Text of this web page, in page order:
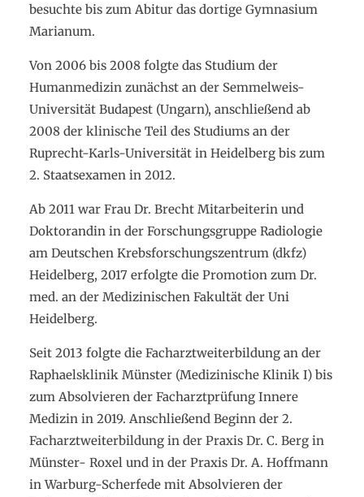
besuchte bis zum Abitur das dortige Gymnasium
Marianum.
Von 2006 bis 2008 folgte das Studium der
Humanmedizin zunächst an der Semmelweis-
Universität Budapest (Ungarn), anschließend ab
2008 der klinische Teil des Studiums an der
Ruprecht-Karls-Universität in Heidelberg bis zum
2. Staatsexamen in 2012.
Ab 2011 war Frau Dr. Brecht Mitarbeiterin und
Doktorandin in der Forschungsgruppe Radiologie
am Deutschen Krebsforschungszentrum (dkfz)
Heidelberg, 2017 erfolgte die Promotion zum Dr.
med. an der Medizinischen Fakultät der Uni
Heidelberg.
Seit 2013 folgte die Facharztweiterbildung an der
Raphaelsklinik Münster (Medizinische Klinik I) bis
zum Absolvieren der Facharztprüfung Innere
Medizin in 2019. Anschließend Beginn der 2.
Facharztweiterbildung in der Praxis Dr. C. Berg in
Münster- Roxel und in der Praxis Dr. A. Hoffmann
in Warburg-Scherfede mit Absolvieren der